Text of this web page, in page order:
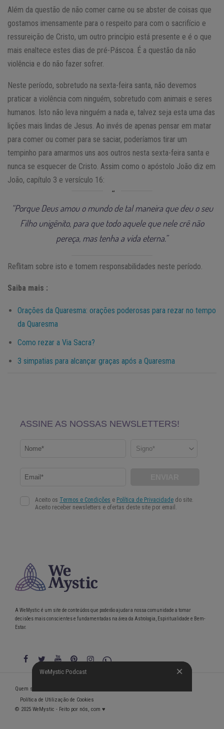
Além da questão de não comer carne ou se abster de coisas que
gostamos imensamente para o respeito para com o sacrifício e
ressureição de Cristo, um outro princípio está presente e é o que
mais enaltece estes dias de pré-Páscoa. É a questão da não
violência e do não fazer sofrer.
Neste período, sobretudo na sexta-feira santa, não devemos
praticar a violência com ninguém, sobretudo com animais e seres
humanos. Isto não leva ninguém a nada e, talvez seja esta uma das
lições mais lindas de Jesus. Ao invés de apenas pensar em matar
para comer ou comer para se saciar, poderíamos tirar um
tempinho para amarmos uns aos outros nesta sexta-feira santa e
nunca se esquecer de Cristo. Assim como o apóstolo João diz em
João, capítulo 3 e versículo 16:
“Porque Deus amou o mundo de tal maneira que deu o seu
Filho unigênito, para que todo aquele que nele crê não
pereça, mas tenha a vida eterna.”
Reflitam sobre isto e tomem responsabilidades neste período.
Saiba mais :
Orações da Quaresma: orações poderosas para rezar no tempo
da Quaresma
Como rezar a Via Sacra?
3 simpatias para alcançar graças após a Quaresma
WeMystic Podcast
A WeMystic é um site de conteúdos que poderão ajudar a nossa comunidade a tomar
decisões mais conscientes e fundamentadas na área da Astrologia, Espiritualidade e Bem-
Estar.
WeMystic Podcast
Quem somos
Política de Utilização de Cookies
© 2025 WeMystic - Feito por nós, com ♥